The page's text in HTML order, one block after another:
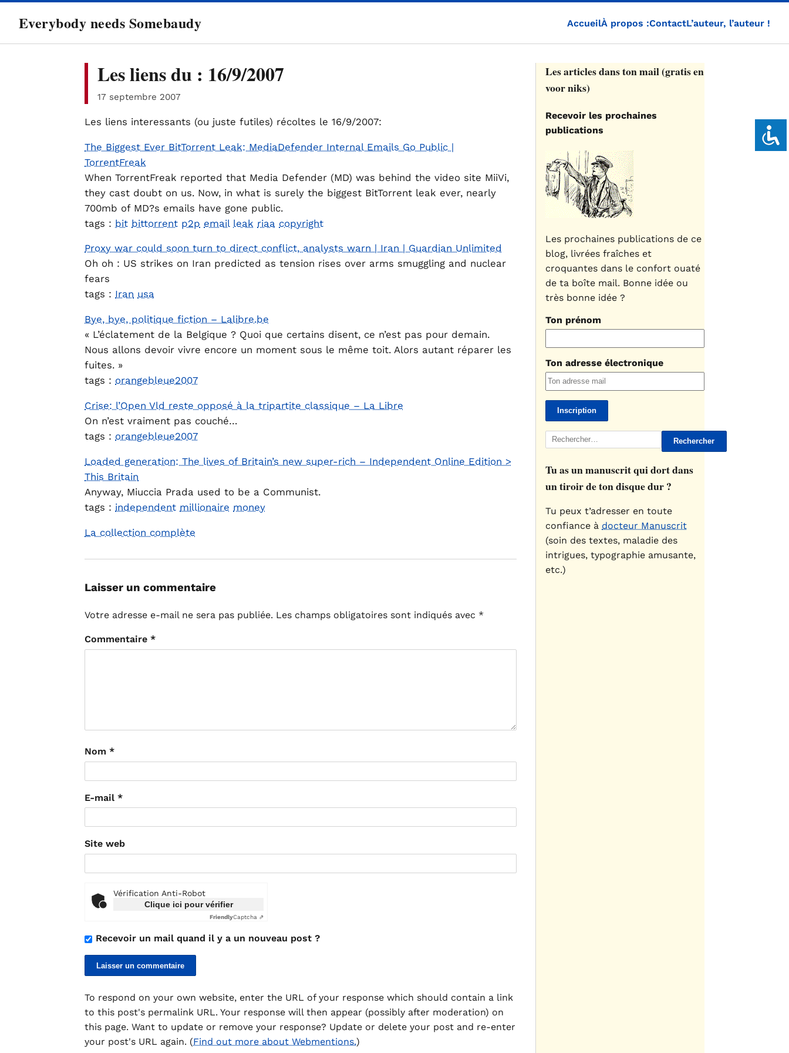
Everybody needs Somebaudy AccueilÀ propos :ContactL’auteur, l’auteur !
Les liens du : 16/9/2007
17 septembre 2007
Les liens interessants (ou juste futiles) récoltes le 16/9/2007:
The Biggest Ever BitTorrent Leak: MediaDefender Internal Emails Go Public |
TorrentFreak
When TorrentFreak reported that Media Defender (MD) was behind the video site MiiVi,
they cast doubt on us. Now, in what is surely the biggest BitTorrent leak ever, nearly
700mb of MD?s emails have gone public.
tags : bit bittorrent p2p email leak riaa copyright
Proxy war could soon turn to direct conflict, analysts warn | Iran | Guardian Unlimited
Oh oh : US strikes on Iran predicted as tension rises over arms smuggling and nuclear
fears
tags : Iran usa
Bye, bye, politique fiction – Lalibre.be
« L’éclatement de la Belgique ? Quoi que certains disent, ce n’est pas pour demain.
Nous allons devoir vivre encore un moment sous le même toit. Alors autant réparer les
fuites. »
tags : orangebleue2007
Crise: l’Open Vld reste opposé à la tripartite classique – La Libre
On n’est vraiment pas couché…
tags : orangebleue2007
Loaded generation: The lives of Britain’s new super-rich – Independent Online Edition >
This Britain
Anyway, Miuccia Prada used to be a Communist.
tags : independent millionaire money
La collection complète
Laisser un commentaire
Votre adresse e-mail ne sera pas publiée. Les champs obligatoires sont indiqués avec *
Commentaire *
Nom *
E-mail *
Site web
Vérification Anti-Robot
Clique ici pour vérifier
FriendlyCaptcha ⇗
Recevoir un mail quand il y a un nouveau post ?
To respond on your own website, enter the URL of your response which should contain a link
to this post's permalink URL. Your response will then appear (possibly after moderation) on
this page. Want to update or remove your response? Update or delete your post and re-enter
your post's URL again. (Find out more about Webmentions.)
Les articles dans ton mail (gratis en
voor niks)
Recevoir les prochaines
publications
Les prochaines publications de ce
blog, livrées fraîches et
croquantes dans le confort ouaté
de ta boîte mail. Bonne idée ou
très bonne idée ?
Ton prénom
Ton adresse électronique
Rechercher :
Tu as un manuscrit qui dort dans
un tiroir de ton disque dur ?
Tu peux t’adresser en toute
confiance à docteur Manuscrit
(soin des textes, maladie des
intrigues, typographie amusante,
etc.)